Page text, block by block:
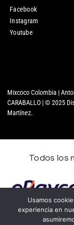
Facebook
Instagram
Youtube
Mixcoco Colombia |
CARABALLO | © 2025
Martínez.
Todos los
Apellidos
Usamos
experiencia en